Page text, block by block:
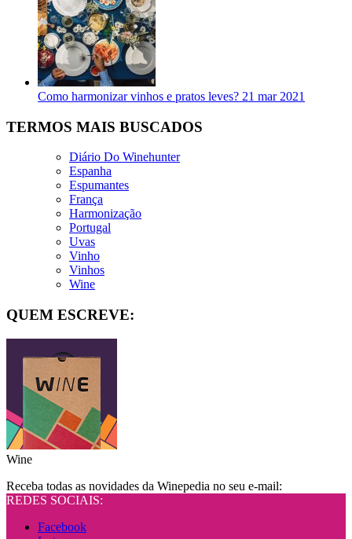
Como harmonizar vinhos e pratos leves? 21 mar 2021
TERMOS MAIS BUSCADOS
Diário Do Winehunter
Espanha
Espumantes
França
Harmonização
Portugal
Uvas
Vinho
Vinhos
Wine
QUEM ESCREVE:
Wine
Receba todas as novidades da Winepedia no seu e-mail:
REDES SOCIAIS:
Facebook